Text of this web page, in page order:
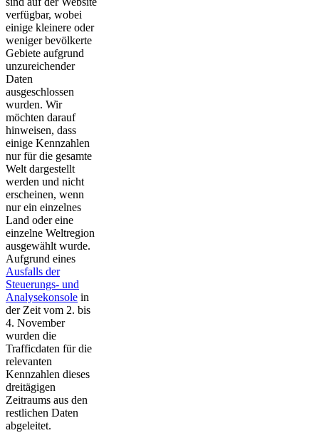
verfügbar, wobei
einige kleinere oder
weniger bevölkerte
Gebiete aufgrund
unzureichender
Daten
ausgeschlossen
wurden. Wir
möchten darauf
hinweisen, dass
einige Kennzahlen
nur für die gesamte
Welt dargestellt
werden und nicht
erscheinen, wenn
nur ein einzelnes
Land oder eine
einzelne Weltregion
ausgewählt wurde.
Aufgrund eines
Ausfalls der
Steuerungs- und
Analysekonsole in
der Zeit vom 2. bis
4. November
wurden die
Trafficdaten für die
relevanten
Kennzahlen dieses
dreitägigen
Zeitraums aus den
restlichen Daten
abgeleitet.